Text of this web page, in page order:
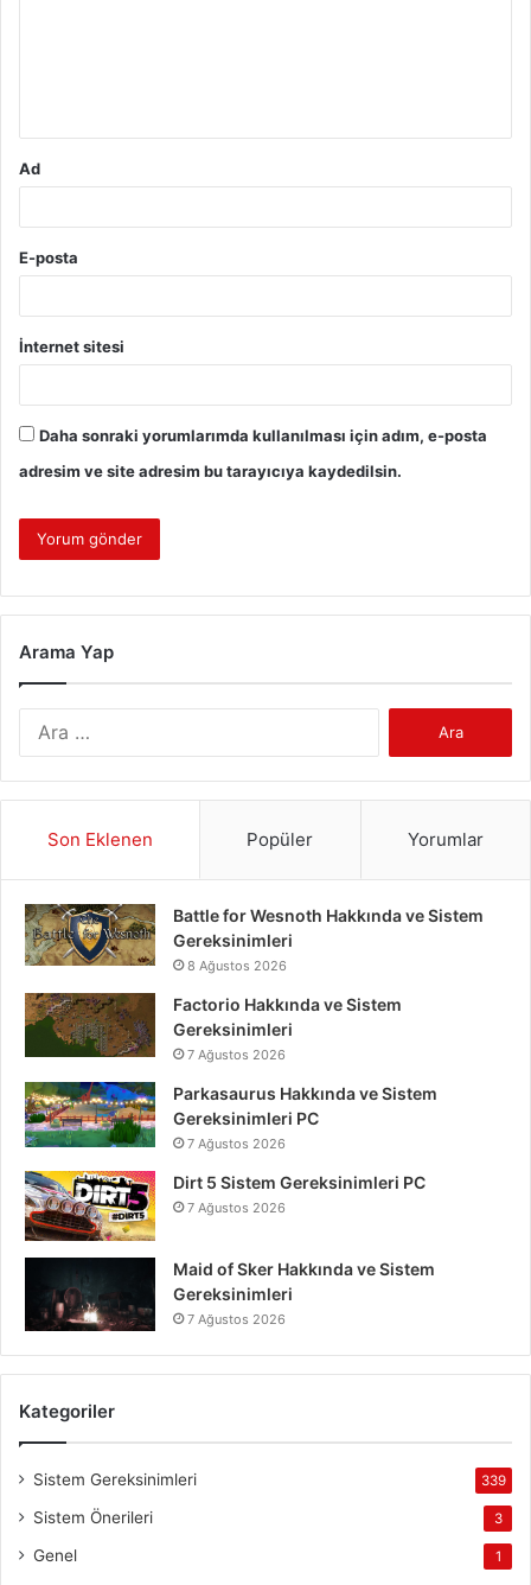
Ad
E-posta
İnternet sitesi
Daha sonraki yorumlarımda kullanılması için adım, e-posta
adresim ve site adresim bu tarayıcıya kaydedilsin.
Arama Yap
Son Eklenen Popüler Yorumlar
Battle for Wesnoth Hakkında ve Sistem
Gereksinimleri
8 Ağustos 2026
Factorio Hakkında ve Sistem
Gereksinimleri
7 Ağustos 2026
Parkasaurus Hakkında ve Sistem
Gereksinimleri PC
7 Ağustos 2026
Dirt 5 Sistem Gereksinimleri PC
7 Ağustos 2026
Maid of Sker Hakkında ve Sistem
Gereksinimleri
7 Ağustos 2026
Kategoriler
Sistem Gereksinimleri 339
Sistem Önerileri 3
Genel 1